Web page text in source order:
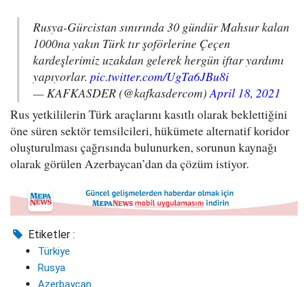
Rusya-Gürcistan sınırında 30 gündür Mahsur kalan
1000na yakın Türk tır şoförlerine Çeçen
kardeşlerimiz uzakdan gelerek hergün iftar yardımı
yapıyorlar. pic.twitter.com/UgTa6JBu8i
— KAFKASDER (@kafkasdercom)April 18, 2021
Rus yetkililerin Türk araçlarını kasıtlı olarak beklettiğini
öne süren sektör temsilcileri, hükümete alternatif koridor
oluşturulması çağrısında bulunurken, sorunun kaynağı
olarak görülen Azerbaycan’dan da çözüm istiyor.
Etiketler :
Türkiye
Rusya
Azerbaycan